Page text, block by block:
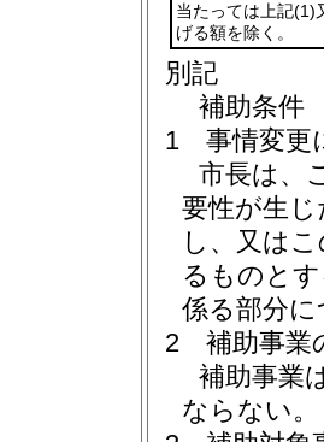
当たっては上記(1)
げる額を除く。
別記
補助条件
1 事情変更
市長は、
要性が生
し、又は
るものと
係る部分
2 補助事業
補助事業
ならない。